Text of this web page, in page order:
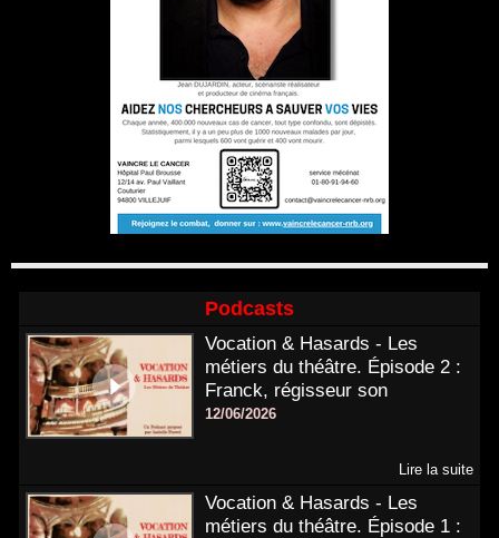
Podcasts
Vocation & Hasards - Les
métiers du théâtre. Épisode 2 :
Franck, régisseur son
12/06/2026
Lire la suite
Vocation & Hasards - Les
métiers du théâtre. Épisode 1 :